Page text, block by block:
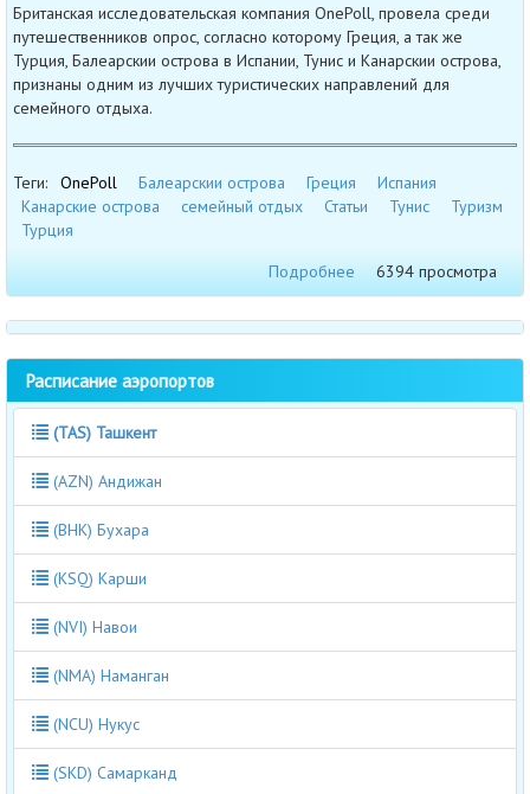
Британская исследовательская компания OnePoll, провела среди
путешественников опрос, согласно которому Греция, а так же
Турция, Балеарскии острова в Испании, Тунис и Канарскии острова,
признаны одним из лучших туристических направлений для
семейного отдыха.
Теги: OnePoll Балеарскии острова Греция
Испания
Канарские острова
семейный отдых Статьи Тунис
Туризм
Турция
Подробнее
6394 просмотра
Расписание аэропортов
(TAS) Ташкент
(AZN) Андижан
(BHK) Бухара
(KSQ) Карши
(NVI) Навои
(NMA) Наманган
(NCU) Нукус
(SKD) Самарканд